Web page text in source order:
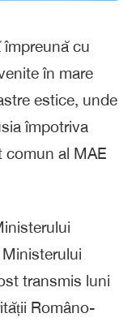
împreună cu
în mare
estice, unde
împotriva
comun al MAE
transmis luni
Româno-